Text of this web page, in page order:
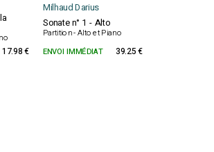
Milhaud Darius
Sonate n° 1 - Alto
Partition - Alto et Piano
17.98 € ENVOI IMMÉDIAT 39.25 €